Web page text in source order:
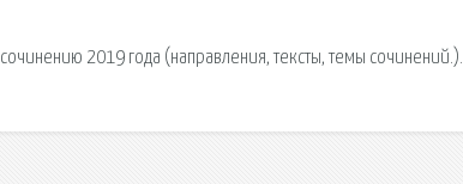
2019 года (направления, тексты, темы сочинений.).